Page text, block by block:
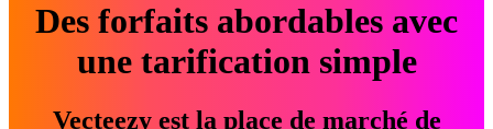
Des forfaits abordables avec
une tarification simple
Vecteezy est la place de marché de